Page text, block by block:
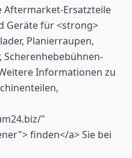
Aftermarket-Ersatzteile
Geräte für <strong>
Planierraupen,
Scherenhebebühnen-
Informationen zu
"
finden</a> Sie bei